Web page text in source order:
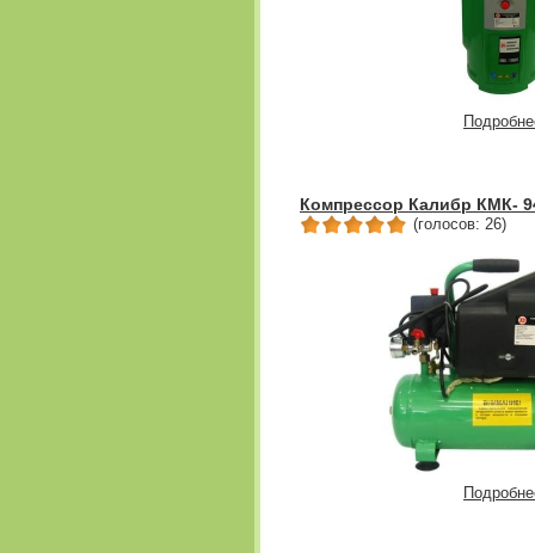
Компрессор Калибр КМК-
(голосов: 26)